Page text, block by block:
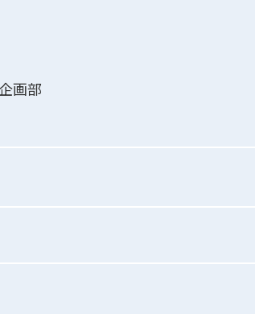
画部